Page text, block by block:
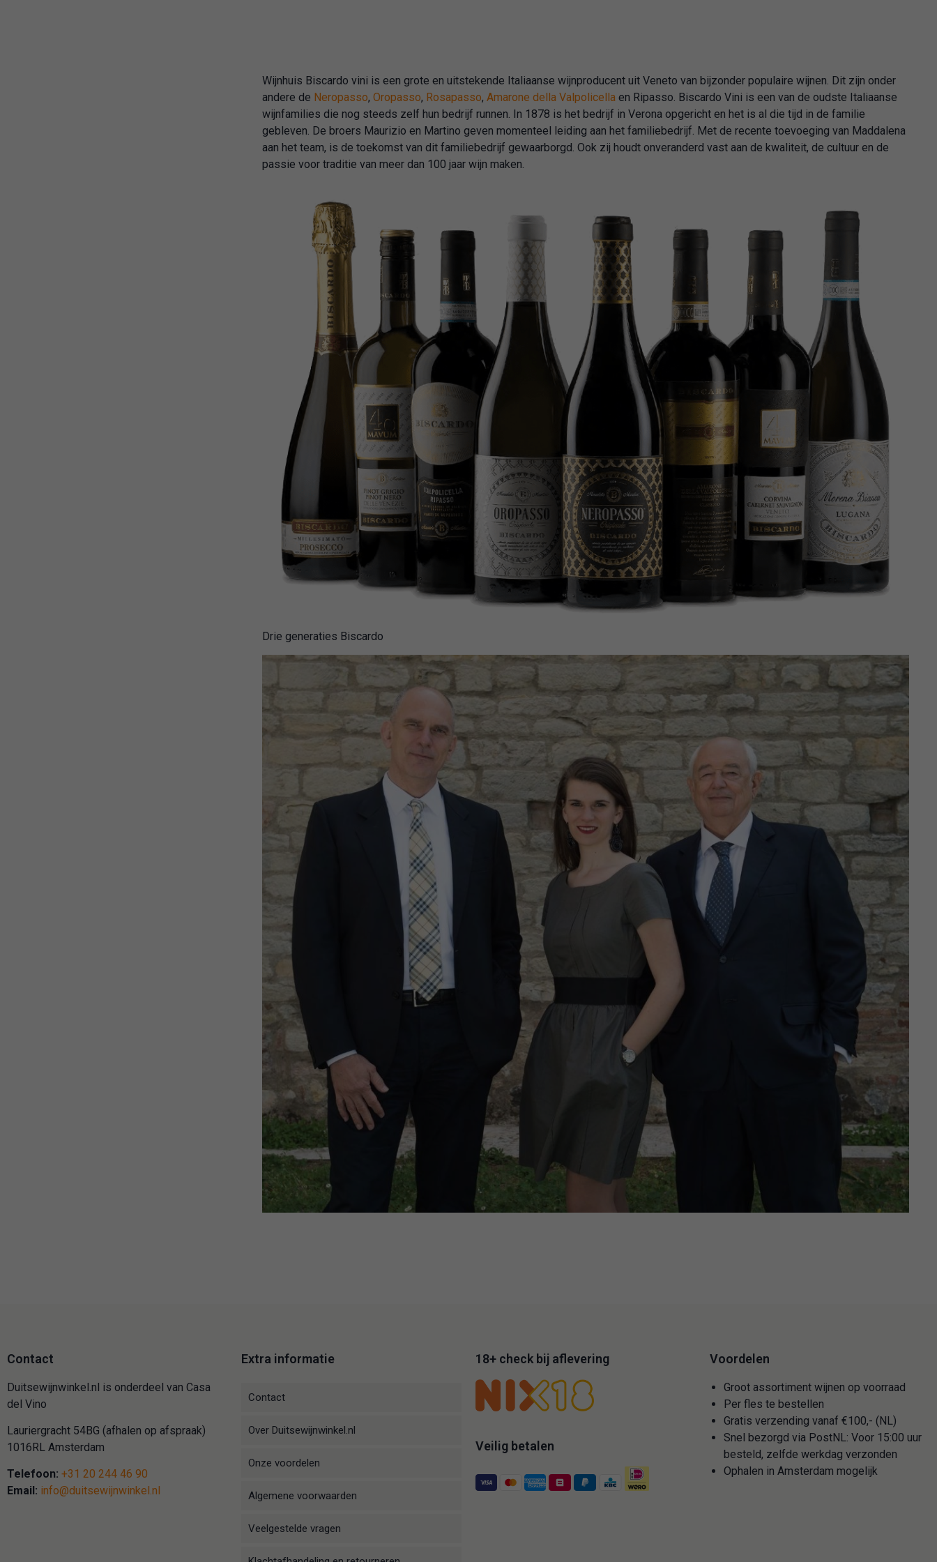
Wijnhuis Biscardo vini is een grote en uitstekende Italiaanse wijnproducent uit Veneto van bijzonder populaire wijnen. Dit zijn onder
andere de Neropasso, Oropasso, Rosapasso, Amarone della Valpolicella en Ripasso. Biscardo Vini is een van de oudste Italiaanse
wijnfamilies die nog steeds zelf hun bedrijf runnen. In 1878 is het bedrijf in Verona opgericht en het is al die tijd in de familie
gebleven. De broers Maurizio en Martino geven momenteel leiding aan het familiebedrijf. Met de recente toevoeging van Maddalena
aan het team, is de toekomst van dit familiebedrijf gewaarborgd. Ook zij houdt onveranderd vast aan de kwaliteit, de cultuur en de
passie voor traditie van meer dan 100 jaar wijn maken.
Drie generaties Biscardo
Contact
Duitsewijnwinkel.nl is onderdeel van Casa
del Vino
Lauriergracht 54BG (afhalen op afspraak)
1016RL Amsterdam
Telefoon: +31 20 244 46 90
Email: info@duitsewijnwinkel.nl
Extra informatie
Contact
Over Duitsewijnwinkel.nl
Onze voordelen
Algemene voorwaarden
Veelgestelde vragen
18+ check bij aflevering
Veilig betalen
Voordelen
Groot assortiment wijnen op voorraad
Per fles te bestellen
Gratis verzending vanaf €100,- (NL)
Snel bezorgd via PostNL: Voor 15:00 uur
besteld, zelfde werkdag verzonden
Ophalen in Amsterdam mogelijk